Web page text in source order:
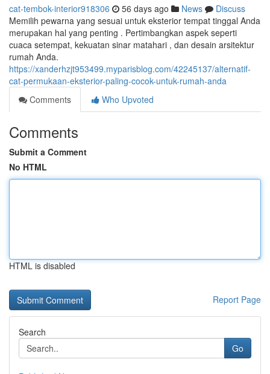
cat-tembok-interior918306 56 days ago News
Discuss
Memilih pewarna yang sesuai untuk eksterior tempat tinggal Anda
merupakan hal yang penting . Pertimbangkan aspek seperti
cuaca setempat, kekuatan sinar matahari , dan desain arsitektur
rumah Anda.
https://xanderhzjt953499.myparisblog.com/42245137/alternatif-
cat-permukaan-eksterior-paling-cocok-untuk-rumah-anda
Comments
Who Upvoted
Comments
Submit a Comment
No HTML
HTML is disabled
Report Page
Search
Go